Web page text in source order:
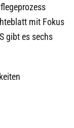
mit Fokus
gibt es sechs